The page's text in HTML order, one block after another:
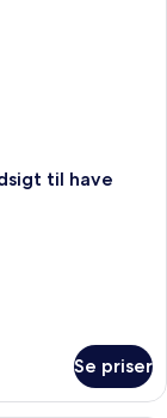
til have
Se priser